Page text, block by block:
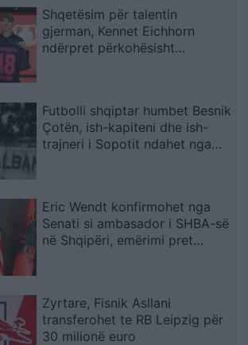
Shqetësim për talentin
gjerman, Kennet Eichhorn
ndërpret përkohësisht
Futbolli shqiptar humbet Besnik
Çotën, ish-kapiteni dhe ish-
trajneri i Sopotit ndahet nga
Eric Wendt konfirmohet nga
Senati si ambasador i SHBA-së
në Shqipëri, emërimi pret
Zyrtare, Fisnik Asllani
transferohet te RB Leipzig për
30 milionë euro